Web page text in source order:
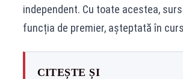
independent. Cu toate acestea,
funcția de premier, așteptată în
CITEȘTE ȘI